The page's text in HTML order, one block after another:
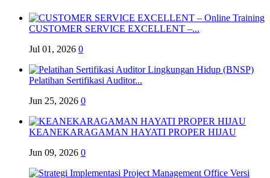
CUSTOMER SERVICE EXCELLENT –...
Jul 01, 2026 0
Pelatihan Sertifikasi Auditor...
Jun 25, 2026 0
KEANEKARAGAMAN HAYATI PROPER HIJAU
Jun 09, 2026 0